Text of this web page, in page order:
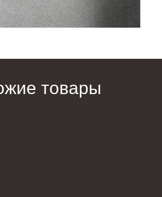
товары